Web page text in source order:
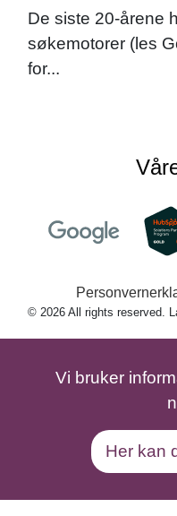
De siste 20-årene
søkemotorer (les
for...
© 2026 All rights reserved.
Vi bruker
Her kan